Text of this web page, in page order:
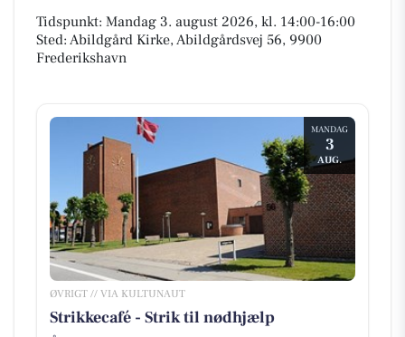
Tidspunkt: Mandag 3. august 2026, kl. 14:00-16:00
Sted: Abildgård Kirke, Abildgårdsvej 56, 9900
Frederikshavn
MANDAG
3
AUG.
ØVRIGT // VIA KULTUNAUT
Strikkecafé - Strik til nødhjælp